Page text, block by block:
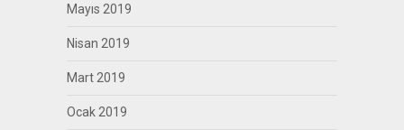
Mayıs 2019
Nisan 2019
Mart 2019
Ocak 2019